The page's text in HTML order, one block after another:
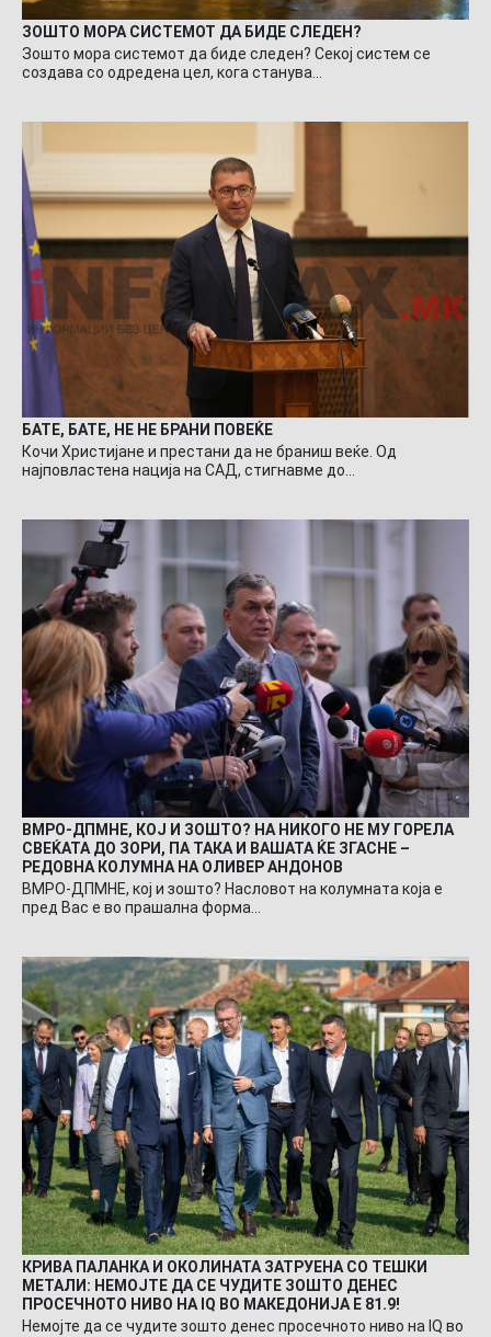
ЗОШТО МОРА СИСТЕМОТ ДА БИДЕ СЛЕДЕН?
Зошто мора системот да биде следен? Секој систем се
создава со одредена цел, кога станува…
БАТЕ, БАТЕ, НЕ НЕ БРАНИ ПОВЕЌЕ
Кочи Христијане и престани да не браниш веќе. Од
најповластена нација на САД, стигнавме до…
ВМРО-ДПМНЕ, КОЈ И ЗОШТО? НА НИКОГО НЕ МУ ГОРЕЛА
СВЕЌАТА ДО ЗОРИ, ПА ТАКА И ВАШАТА ЌЕ ЗГАСНЕ –
РЕДОВНА КОЛУМНА НА ОЛИВЕР АНДОНОВ
ВМРО-ДПМНЕ, кој и зошто? Насловот на колумната која е
пред Вас е во прашална форма…
КРИВА ПАЛАНКА И ОКОЛИНАТА ЗАТРУЕНА СО ТЕШКИ
МЕТАЛИ: НЕМОЈТЕ ДА СЕ ЧУДИТЕ ЗОШТО ДЕНЕС
ПРОСЕЧНОТО НИВО НА IQ ВО МАКЕДОНИЈА Е 81.9!
Немојте да се чудите зошто денес просечното ниво на IQ во